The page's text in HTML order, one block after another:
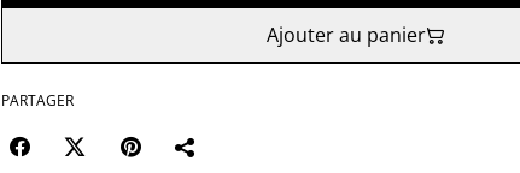
Ajouter au panier
PARTAGER